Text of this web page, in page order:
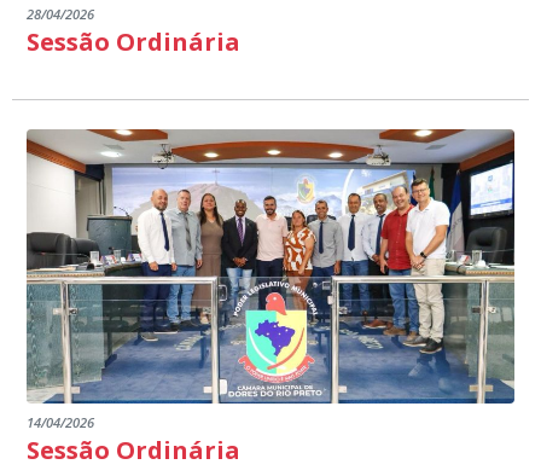
28/04/2026
Sessão Ordinária
14/04/2026
Sessão Ordinária